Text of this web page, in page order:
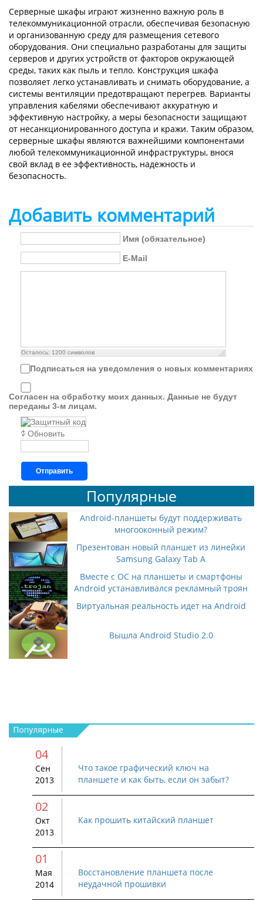
Серверные шкафы играют жизненно важную роль в
телекоммуникационной отрасли, обеспечивая безопасную
и организованную среду для размещения сетевого
оборудования. Они специально разработаны для защиты
серверов и других устройств от факторов окружающей
среды, таких как пыль и тепло. Конструкция шкафа
позволяет легко устанавливать и снимать оборудование, а
системы вентиляции предотвращают перегрев. Варианты
управления кабелями обеспечивают аккуратную и
эффективную настройку, а меры безопасности защищают
от несанкционированного доступа и кражи. Таким образом,
серверные шкафы являются важнейшими компонентами
любой телекоммуникационной инфраструктуры, внося
свой вклад в ее эффективность, надежность и
безопасность.
Добавить комментарий
Имя (обязательное)
E-Mail
Осталось: 1200 символов
Подписаться на уведомления о новых комментариях
Согласен на обработку моих данных. Данные не будут
переданы 3-м лицам.
Обновить
Отправить
Популярные
Android-планшеты будут поддерживать
многооконный режим?
Презентован новый планшет из линейки
Samsung Galaxy Tab A
Вместе с ОС на планшеты и смартфоны
Android устанавливался рекламный троян
Виртуальная реальность идет на Android
Вышла Android Studio 2.0
04
Сен
2013
Что такое графический ключ на
планшете и как быть, если он забыт?
02
Окт
2013
Как прошить китайский планшет
01
Мая
2014
Восстановление планшета после
неудачной прошивки